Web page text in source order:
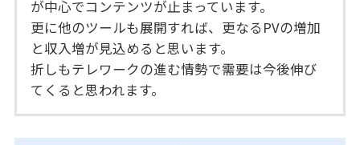
が中心でコンテンツが止まっています。
更に他のツールも展開すれば、更なるPVの増加
と収入増が見込めると思います。
折しもテレワークの進む情勢で需要は今後伸び
てくると思われます。